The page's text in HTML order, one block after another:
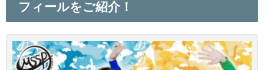
フィールをご紹介！